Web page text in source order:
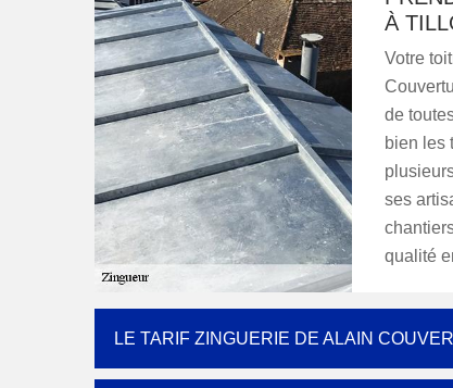
À
Votre
de
bien les
ses
qualité
LE TARIF ZINGUERIE DE ALAIN